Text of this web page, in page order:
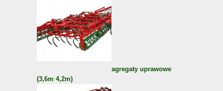
agregaty uprawowe
(3,6m 4,2m)